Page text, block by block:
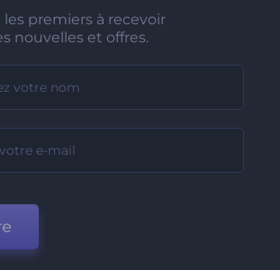
les premiers à recevoir
nouvelles et offres.